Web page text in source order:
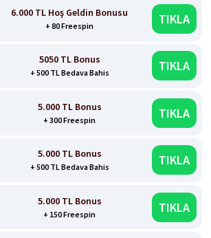
6.000 TL Hoş Geldin Bonusu
+ 80 Freespin TIKLA
5050 TL Bonus
+ 500 TL Bedava Bahis TIKLA
5.000 TL Bonus
+ 300 Freespin TIKLA
5.000 TL Bonus
+ 500 TL Bedava Bahis TIKLA
5.000 TL Bonus
+ 150 Freespin TIKLA